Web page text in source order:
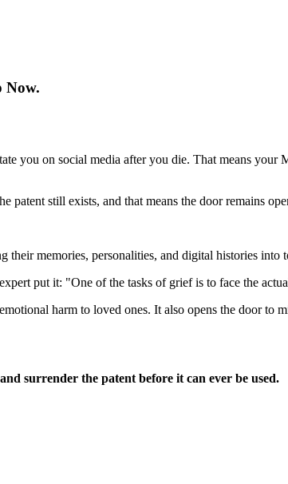
Now.
you on social media after you die. That means your
still exists, and that means the door remains
memories, personalities, and digital histories into
put it: "One of the tasks of grief is to face the
harm to loved ones. It also opens the door to
surrender the patent before it can ever be used.